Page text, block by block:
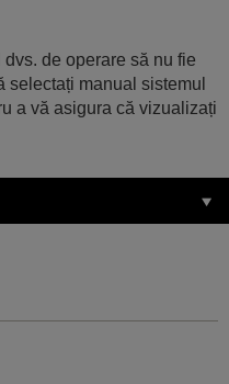
de operare să nu fie
selectați manual sistemul
a vă asigura că vizualizați